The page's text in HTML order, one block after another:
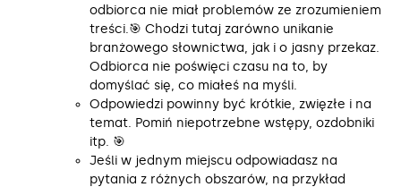
odbiorca nie miał problemów ze zrozumieniem
treści.🎯 Chodzi tutaj zarówno unikanie
branżowego słownictwa, jak i o jasny przekaz.
Odbiorca nie poświęci czasu na to, by
domyślać się, co miałeś na myśli.
Odpowiedzi powinny być krótkie, zwięzłe i na
temat. Pomiń niepotrzebne wstępy, ozdobniki
itp. 🎯
Jeśli w jednym miejscu odpowiadasz na
pytania z różnych obszarów, na przykład